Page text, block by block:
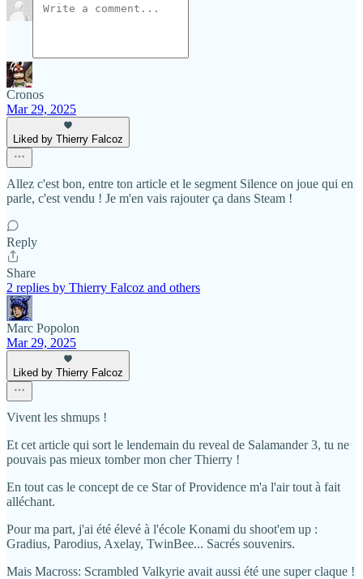
Cronos
Mar 29, 2025
Liked by Thierry Falcoz
Allez c'est bon, entre ton article et le segment Silence on joue qui en
parle, c'est vendu ! Je m'en vais rajouter ça dans Steam !
Reply
Share
2 replies by Thierry Falcoz and others
Marc Popolon
Mar 29, 2025
Liked by Thierry Falcoz
Vivent les shmups !
Et cet article qui sort le lendemain du reveal de Salamander 3, tu ne
pouvais pas mieux tomber mon cher Thierry !
En tout cas le concept de ce Star of Providence m'a l'air tout à fait
alléchant.
Pour ma part, j'ai été élevé à l'école Konami du shoot'em up :
Gradius, Parodius, Axelay, TwinBee... Sacrés souvenirs.
Mais Macross: Scrambled Valkyrie avait aussi été une super claque !